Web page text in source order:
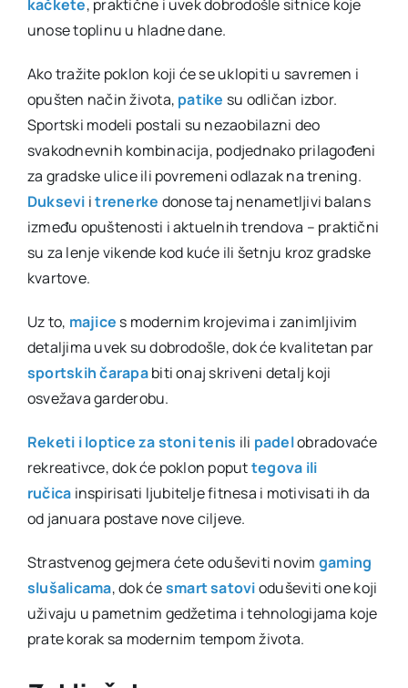
kačkete, praktične i uvek dobrodošle sitnice koje
unose toplinu u hladne dane.
Ako tražite poklon koji će se uklopiti u savremen i
opušten način života, patike su odličan izbor.
Sportski modeli postali su nezaobilazni deo
svakodnevnih kombinacija, podjednako prilagođeni
za gradske ulice ili povremeni odlazak na trening.
Duksevi itrenerke donose taj nenametljivi balans
između opuštenosti i aktuelnih trendova – praktični
su za lenje vikende kod kuće ili šetnju kroz gradske
kvartove.
Uz to, majice s modernim krojevima i zanimljivim
detaljima uvek su dobrodošle, dok će kvalitetan par
sportskih čarapabiti onaj skriveni detalj koji
osvežava garderobu.
Reketi i loptice za stoni tenis ili padelobradovaće
rekreativce, dok će poklon poputtegova ili
ručica inspirisati ljubitelje fitnesa i motivisati ih da
od januara postave nove ciljeve.
Strastvenog gejmera ćete oduševiti novim gaming
slušalicama, dok ćesmart satovioduševiti one koji
uživaju u pametnim gedžetima i tehnologijama koje
prate korak sa modernim tempom života.